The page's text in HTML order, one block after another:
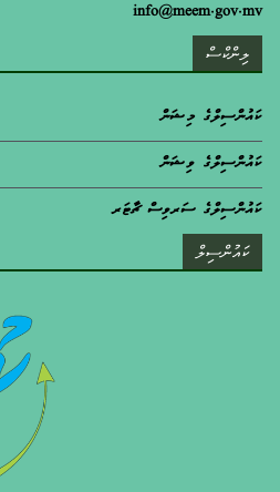
info@meem.gov.mv
ލިންކްސް
ކައުންސިލްގެ މިޝަން
ކައުންސިލްގެ ވިޝަން
ކައުންސިލްގެ ސަރވިސް ޗާޓަރ
ކައުންސިލް